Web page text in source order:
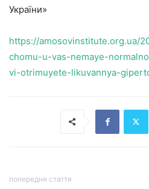
України»
https://amosovinstitute.org.ua/
chomu-u-vas-nemaye-
vi-otrimuyete-likuvannya-
попередня стаття